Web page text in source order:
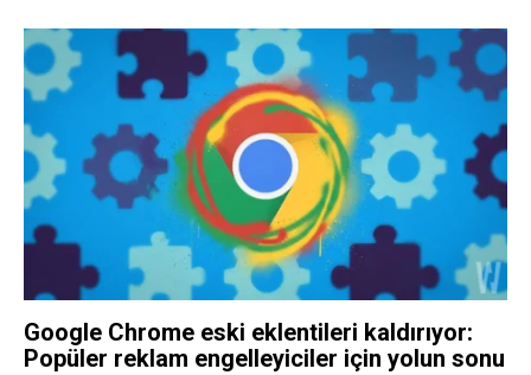
Google Chrome eski eklentileri kaldırıyor:
Popüler reklam engelleyiciler için yolun sonu